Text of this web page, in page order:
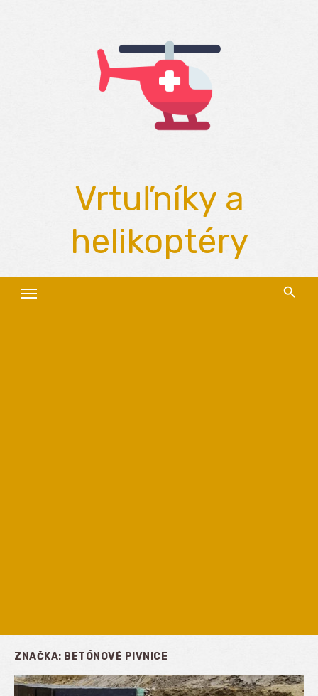
Vrtuľníky a
helikoptéry
ZNAČKA: BETÓNOVÉ PIVNICE